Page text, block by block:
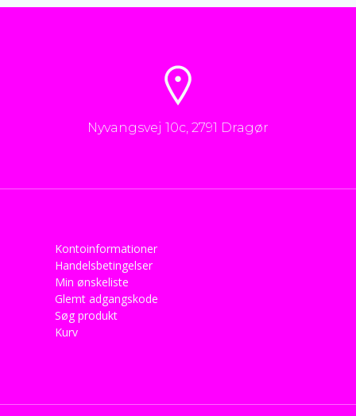
Nyvangsvej 10c, 2791 Dragør
Kontoinformationer
Handelsbetingelser
Min ønskeliste
Glemt adgangskode
Søg produkt
Kurv